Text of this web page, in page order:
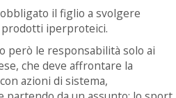
il figlio a svolgere
prodotti iperproteici.
però le responsabilità solo ai
che deve affrontare la
azioni di sistema,